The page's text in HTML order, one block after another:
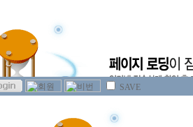
SAVE